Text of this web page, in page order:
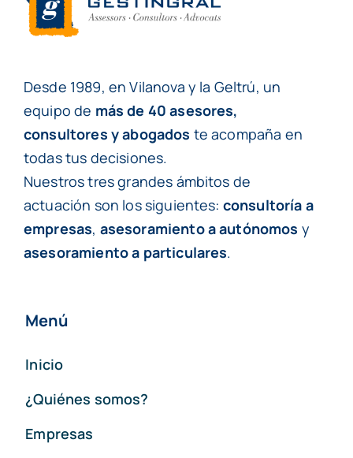
Desde 1989, en Vilanova y la Geltrú, un
equipo de más de 40 asesores,
consultores y abogados te acompaña en
todas tus decisiones.
Nuestros tres grandes ámbitos de
actuación son los siguientes: consultoría a
empresas, asesoramiento a autónomos y
asesoramiento a particulares.
Menú
Inicio
¿Quiénes somos?
Empresas